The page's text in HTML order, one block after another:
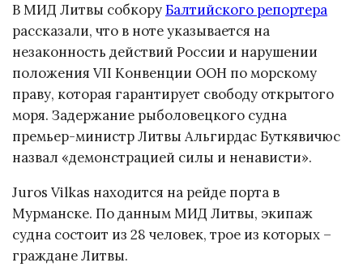
В МИД Литвы собкоруБалтийского репортера
рассказали, что в ноте указывается на
незаконность действий России и нарушении
положения VII Конвенции ООН по морскому
праву, которая гарантирует свободу открытого
моря. Задержание рыболовецкого судна
премьер-министр Литвы Альгирдас Буткявичюс
назвал «демонстрацией силы и ненависти».
Juros Vilkas находится на рейде порта в
Мурманске. По данным МИД Литвы, экипаж
судна состоит из 28 человек, трое из которых –
граждане Литвы.